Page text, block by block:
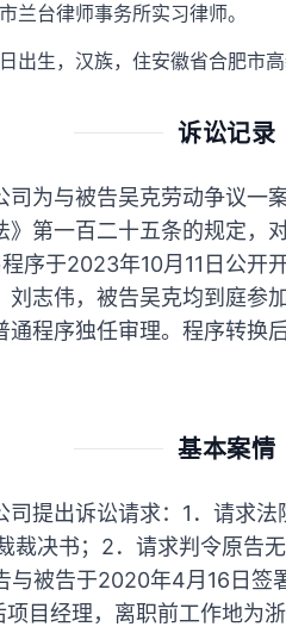
兰台律师事务所实习律师。
出生，汉族，住安徽省合肥市高
诉讼记录
司为与被告吴克劳动争议
》第一百二十五条的规定
序于2023年10月11日公开
刘志伟，被告吴克均到庭参
通程序独任审理。程序转换
基本案情
司提出诉讼请求：1．请求
裁决书；2．请求判令原告
与被告于2020年4月16日
目经理，离职前工作地为